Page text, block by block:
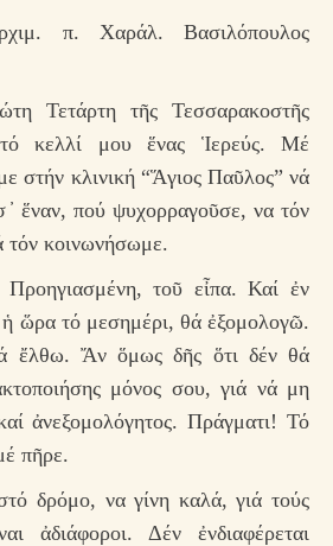
π. Χαράλ. Βασιλόπουλος
Τετάρτη τῆς Τεσσαρακοστῆς
κελλί μου ἕνας Ἱερεύς. Μέ
στήν κλινική “Ἅγιος Παῦλος” νά
ἕναν, πού ψυχορραγοῦσε, να τόν
τόν κοινωνήσωμε.
τοῦ εἶπα. Καί ἐν
ἡ ὥρα τό μεσημέρι, θά ἐξομολογῶ.
ἔλθω. Ἄν ὅμως δῆς ὅτι δέν θά
μόνος σου, γιά νά μη
ἀνεξομολόγητος. Πράγματι! Τό
πῆρε.
δρόμο, να γίνη καλά, γιά τούς
ἀδιάφοροι. Δέν ἐνδιαφέρεται